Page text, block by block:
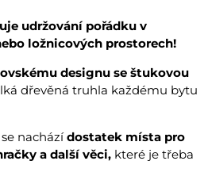
udržování pořádku v
ložnicových prostorech!
designu se štukovou
dřevěná truhla každému bytu
nacházídostatek místa pro
a další věci, které je třeba